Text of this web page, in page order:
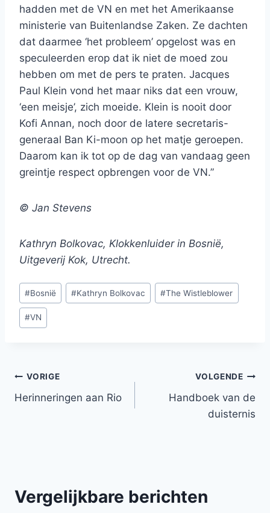
hadden met de VN en met het Amerikaanse
ministerie van Buitenlandse Zaken. Ze dachten
dat daarmee ‘het probleem’ opgelost was en
speculeerden erop dat ik niet de moed zou
hebben om met de pers te praten. Jacques
Paul Klein vond het maar niks dat een vrouw,
‘een meisje’, zich moeide. Klein is nooit door
Kofi Annan, noch door de latere secretaris-
generaal Ban Ki-moon op het matje geroepen.
Daarom kan ik tot op de dag van vandaag geen
greintje respect opbrengen voor de VN.”
© Jan Stevens
Kathryn Bolkovac, Klokkenluider in Bosnië,
Uitgeverij Kok, Utrecht.
Bericht
tags:
#Bosnië #Kathryn Bolkovac #The Wistleblower
#VN
Bericht
navigatie
VORIGE
Herinneringen aan Rio
VOLGENDE
Handboek van de
duisternis
Vergelijkbare berichten